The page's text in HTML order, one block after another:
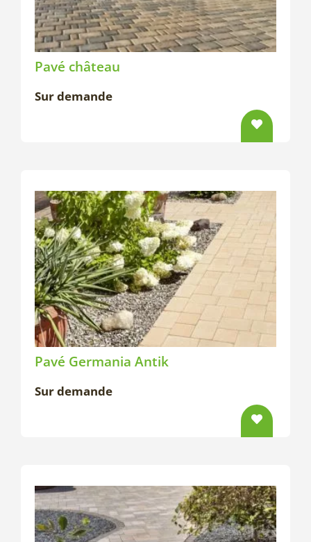
Pavé château
Sur demande
Pavé Germania Antik
Sur demande